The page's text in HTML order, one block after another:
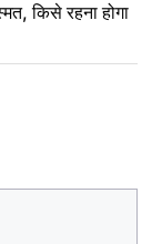
किसे रहना होगा